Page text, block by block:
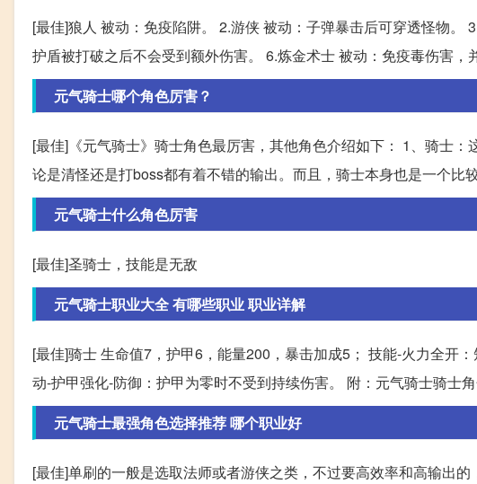
[最佳]狼人 被动：免疫陷阱。 2.游侠 被动：子弹暴击后可穿透怪物。
护盾被打破之后不会受到额外伤害。 6.炼金术士 被动：免疫毒伤害，
元气骑士哪个角色厉害？
[最佳]《元气骑士》骑士角色最厉害，其他角色介绍如下： 1、骑士
论是清怪还是打boss都有着不错的输出。而且，骑士本身也是一个比
元气骑士什么角色厉害
[最佳]圣骑士，技能是无敌
元气骑士职业大全 有哪些职业 职业详解
[最佳]骑士 生命值7，护甲6，能量200，暴击加成5； 技能-火力全开
动-护甲强化-防御：护甲为零时不受到持续伤害。 附：元气骑士骑士
元气骑士最强角色选择推荐 哪个职业好
[最佳]单刷的一般是选取法师或者游侠之类，不过要高效率和高输出